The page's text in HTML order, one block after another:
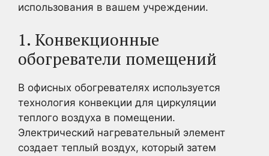
использования в вашем учреждении.
1. Конвекционные
обогреватели помещений
В офисных обогревателях используется
технология конвекции для циркуляции
теплого воздуха в помещении.
Электрический нагревательный элемент
создает теплый воздух, который затем